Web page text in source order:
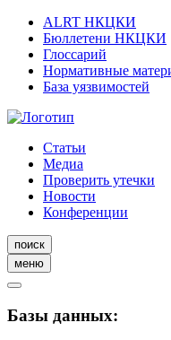
ALRT НКЦКИ
Бюллетени НКЦКИ
Глоссарий
Нормативные
База уязвимостей
Статьи
Медиа
Проверить утечки
Новости
Конференции
поиск
меню
Базы данных: